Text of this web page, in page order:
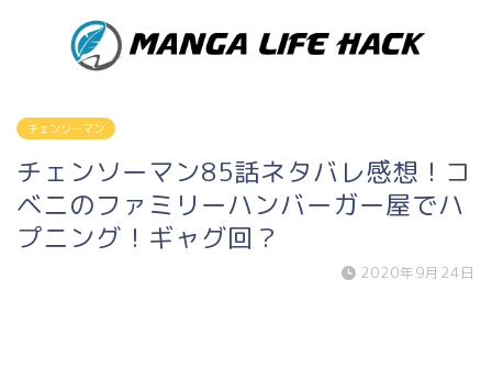
チェンソーマン
チェンソーマン85話ネタバレ感想！コ
ベニのファミリーハンバーガー屋でハ
プニング！ギャグ回？
2020年9月24日